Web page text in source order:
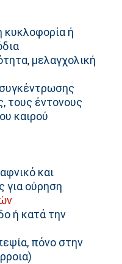
κυκλοφορία ή
μελαγχολική
τους έντονους
καιρού
και
για ούρηση
ή κατά την
πόνο στην